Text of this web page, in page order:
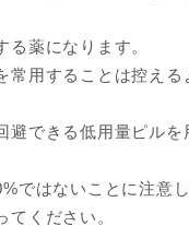
薬になります。
用することは控える
できる低用量ピルを
ではないことに注意し
ください。